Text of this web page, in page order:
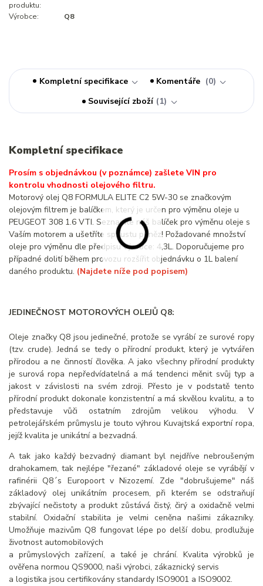
produktu:
Výrobce: Q8
Kompletní specifikace Komentáře
0
Související zboží
1
Kompletní specifikace
Prosím s objednávkou (v poznámce) zašlete VIN pro
kontrolu vhodnosti olejového filtru.
Motorový olej Q8 FORMULA ELITE C2 5W-30 se značkovým
olejovým filtrem je balíčkem, který je určen pro výměnu oleje u
PEUGEOT 308 1.6 VTI. Seznamte náš balíček pro výměnu oleje s
Vaším motorem a ušetříte spoustu peněz! Požadované množství
oleje pro výměnu dle předpisu výrobce: 4,3L. Doporučujeme pro
případné dolití během provozu rozšířit objednávku o 1L balení
daného produktu. (Najdete níže pod popisem)
JEDINEČNOST MOTOROVÝCH OLEJŮ Q8:
Oleje značky Q8 jsou jedinečné, protože se vyrábí ze surové ropy
(tzv. crude). Jedná se tedy o přírodní produkt, který je vytvářen
přírodou a ne činností člověka. A jako všechny přírodní produkty
je surová ropa nepředvídatelná a má tendenci měnit svůj typ a
jakost v závislosti na svém zdroji. Přesto je v podstatě tento
přírodní produkt dokonale konzistentní a má skvělou kvalitu, a to
představuje vůči ostatním zdrojům velikou výhodu. V
petrolejářském průmyslu je touto výhrou Kuvajtská exportní ropa,
jejíž kvalita je unikátní a bezvadná.
A tak jako každý bezvadný diamant byl nejdříve nebroušeným
drahokamem, tak nejlépe "řezané" základové oleje se vyrábějí v
rafinérii Q8´s Europoort v Nizozemí. Zde "dobrušujeme" náš
základový olej unikátním procesem, při kterém se odstraňují
zbývající nečistoty a produkt zůstává čistý, čirý a oxidačně velmi
stabilní. Oxidační stabilita je velmi ceněna našimi zákazníky.
Umožňuje mazivům Q8 fungovat lépe po delší dobu, prodlužuje
životnost automobilových
a průmyslových zařízení, a také je chrání. Kvalita výrobků je
ověřena normou QS9000, naši výrobci, zákaznický servis
a logistika jsou certifikovány standardy ISO9001 a ISO9002.